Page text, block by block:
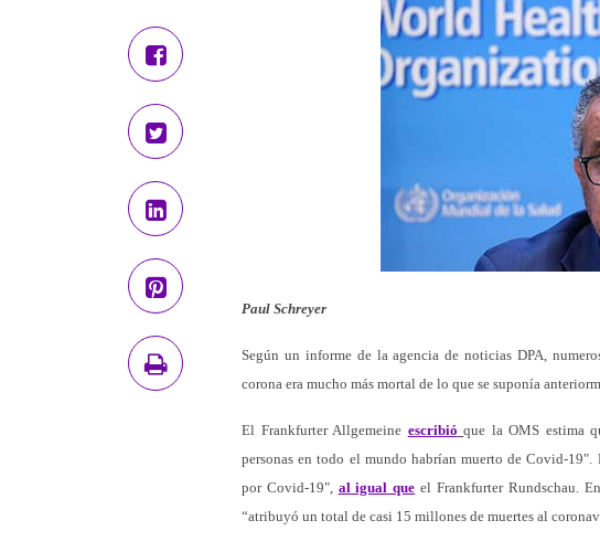
Paul Schreyer
Según un informe de la agencia de noticias DPA,
corona era mucho más mortal de lo que se suponía
El Frankfurter Allgemeine escribió que la OMS estima
personas en todo el mundo habrían muerto de Covid-
por Covid-19", al igual que el Frankfurter Rundschau.
“atribuyó un total de casi 15 millones de muertes al